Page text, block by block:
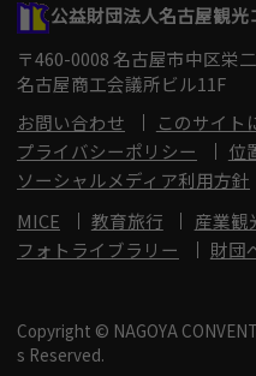
公益財団法人名古屋観
〒460-0008 名古屋市中区栄
名古屋商工会議所ビル11F
お問い合わせ
このサイト
プライバシーポリシー
位
ソーシャルメディア利用方針
MICE
教育旅行 産業観
フォトライブラリー
財団
Copyright © NAGOYA
s Reserved.